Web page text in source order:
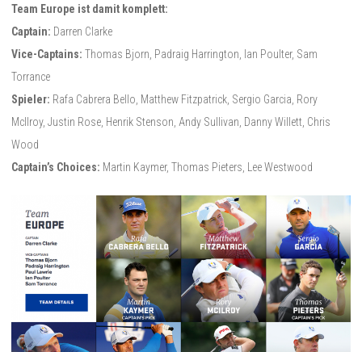
Team Europe ist damit komplett:
Captain: Darren Clarke
Vice-Captains: Thomas Bjorn, Padraig Harrington, Ian Poulter, Sam
Torrance
Spieler: Rafa Cabrera Bello, Matthew Fitzpatrick, Sergio Garcia, Rory
McIlroy, Justin Rose, Henrik Stenson, Andy Sullivan, Danny Willett, Chris
Wood
Captain’s Choices: Martin Kaymer, Thomas Pieters, Lee Westwood